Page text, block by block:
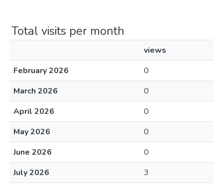
Total visits per month
views
February 2026
0
March 2026
0
April 2026
0
May 2026
0
June 2026
0
July 2026
3